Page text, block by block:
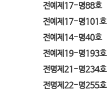
전예제17-명88호
전예제17-명101호
전예제14-명40호
전예제19-명193호
전명제21-명234호
전명제22-명255호